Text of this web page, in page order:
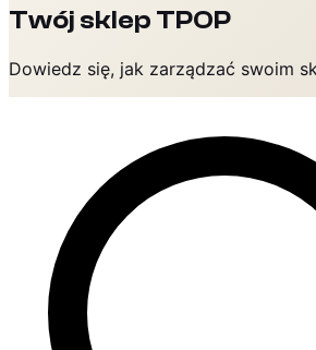
Twój sklep TPOP
Dowiedz się, jak zarządzać swoim